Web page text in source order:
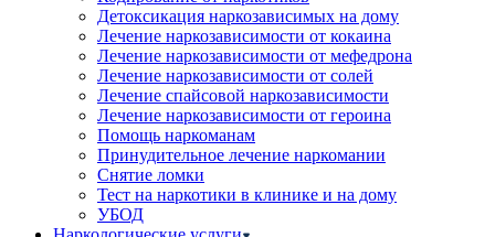
Детоксикация наркозависимых на дому
Лечение наркозависимости от кокаина
Лечение наркозависимости от мефедрона
Лечение наркозависимости от солей
Лечение спайсовой наркозависимости
Лечение наркозависимости от героина
Помощь наркоманам
Принудительное лечение наркомании
Снятие ломки
Тест на наркотики в клинике и на дому
УБОД